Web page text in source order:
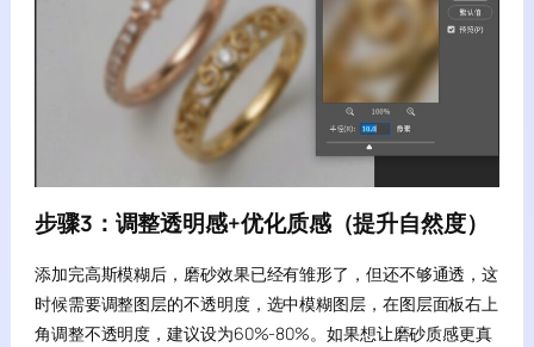
步骤3：调整透明感+优化质感（提升自然度）
添加完高斯模糊后，磨砂效果已经有雏形了，但还不够通透，这
时候需要调整图层的不透明度，选中模糊图层，在图层面板右上
角调整不透明度，建议设为60%-80%。如果想让磨砂质感更真